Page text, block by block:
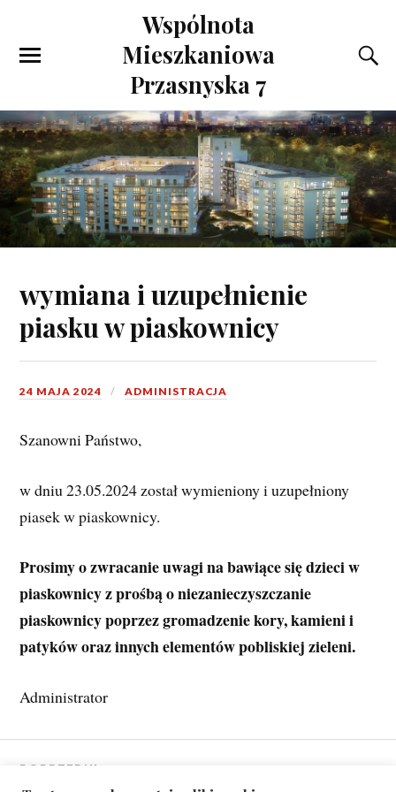
Wspólnota
Mieszkaniowa
Przasnyska 7
wymiana i uzupełnienie
piasku w piaskownicy
24 MAJA 2024 ADMINISTRACJA
Szanowni Państwo,
w dniu 23.05.2024 został wymieniony i uzupełniony
piasek w piaskownicy.
Prosimy o zwracanie uwagi na bawiące się dzieci w
piaskownicy z prośbą o niezanieczyszczanie
piaskownicy poprzez gromadzenie kory, kamieni i
patyków oraz innych elementów pobliskiej zieleni.
Administrator
POPRZEDNI